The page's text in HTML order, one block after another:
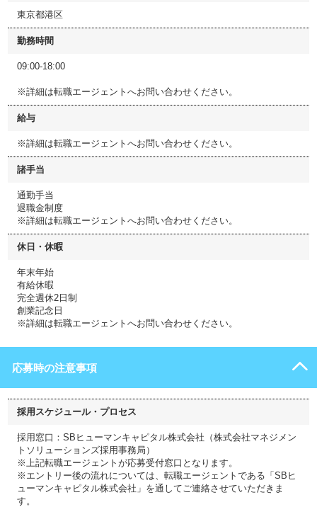
東京都港区
勤務時間
09:00-18:00
※詳細は転職エージェントへお問い合わせください。
給与
※詳細は転職エージェントへお問い合わせください。
諸手当
通勤手当
退職金制度
※詳細は転職エージェントへお問い合わせください。
休日・休暇
年末年始
有給休暇
完全週休2日制
創業記念日
※詳細は転職エージェントへお問い合わせください。
応募時の注意事項
採用スケジュール・プロセス
採用窓口：SBヒューマンキャピタル株式会社（株式会社マネジメン
トソリューションズ採用事務局）
※上記転職エージェントが応募受付窓口となります。
※エントリー後の流れについては、転職エージェントである「SBヒ
ューマンキャピタル株式会社」を通してご連絡させていただきま
す。